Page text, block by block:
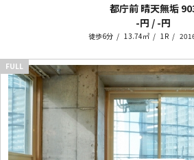
都庁前 晴天無垢
-円 / -円
徒歩6分 13.74㎡ 1R
FULL